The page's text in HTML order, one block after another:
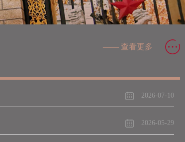
—— 查看更多
2026-07-10
2026-05-29